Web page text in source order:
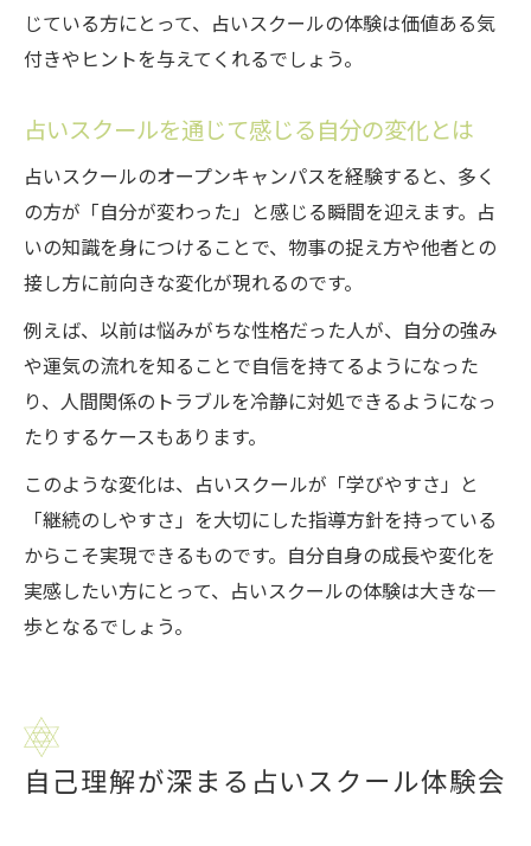
じている方にとって、占いスクールの体験は価値ある気
付きやヒントを与えてくれるでしょう。
占いスクールを通じて感じる自分の変化とは
占いスクールのオープンキャンパスを経験すると、多く
の方が「自分が変わった」と感じる瞬間を迎えます。占
いの知識を身につけることで、物事の捉え方や他者との
接し方に前向きな変化が現れるのです。
例えば、以前は悩みがちな性格だった人が、自分の強み
や運気の流れを知ることで自信を持てるようになった
り、人間関係のトラブルを冷静に対処できるようになっ
たりするケースもあります。
このような変化は、占いスクールが「学びやすさ」と
「継続のしやすさ」を大切にした指導方針を持っている
からこそ実現できるものです。自分自身の成長や変化を
実感したい方にとって、占いスクールの体験は大きな一
歩となるでしょう。
自己理解が深まる占いスクール体験会